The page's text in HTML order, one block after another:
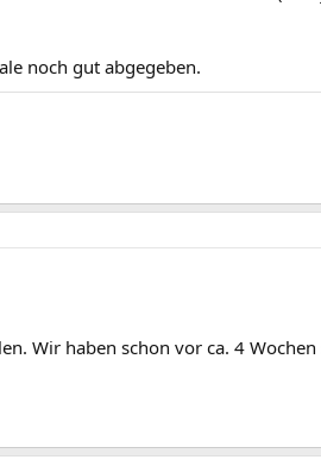
noch gut abgegeben.
Wir haben schon vor ca. 4